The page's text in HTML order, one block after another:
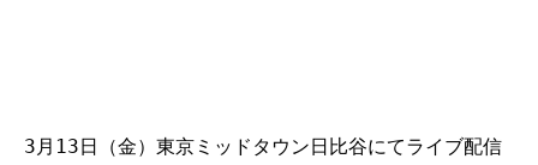
3月13日（金）東京ミッドタウン日比谷にてライブ配信